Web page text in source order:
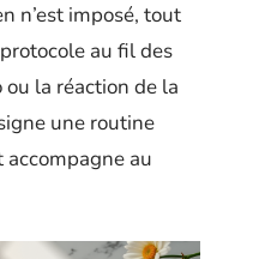
n’est imposé, tout
au fil des
la réaction de la
une routine
accompagne au